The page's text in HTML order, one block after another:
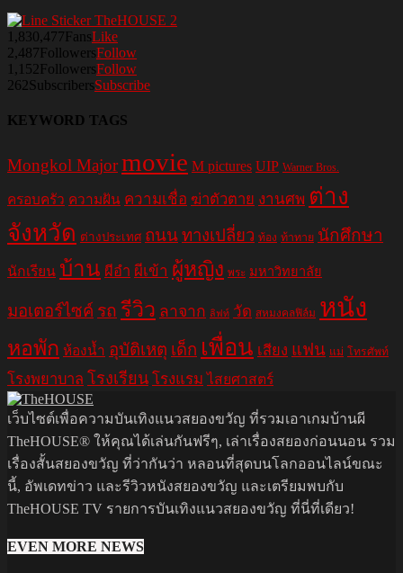
1,830,477FansLike
2,487FollowersFollow
1,152FollowersFollow
262SubscribersSubscribe
KEYWORD TAGS
Mongkol Majormovie M pictures UIP Warner Bros.
ครอบครัว ความฝัน ความเชื่อ ฆ่าตัวตาย งานศพ ต่าง
จังหวัด ต่างประเทศ ถนนทางเปลี่ยว ท้อง ท้าทาย นักศึกษา
นักเรียน บ้าน ผีอำ ผีเข้า ผู้หญิง พระ มหาวิทยาลัย
มอเตอร์ไซค์ รถ รีวิว ลาจาก ลิฟท์ วัด สหมงคลฟิล์ม หนัง
หอพัก ห้องน้ำ อุบัติเหตุ เด็ก เพื่อน เสียง แฟน แม่ โทรศัพท์
โรงพยาบาล โรงเรียน โรงแรม ไสยศาสตร์
เว็บไซต์เพื่อความบันเทิงแนวสยองขวัญ ที่รวมเอาเกมบ้านผี
TheHOUSE® ให้คุณได้เล่นกันฟรีๆ, เล่าเรื่องสยองก่อนนอน รวม
เรื่องสั้นสยองขวัญ ที่ว่ากันว่า หลอนที่สุดบนโลกออนไลน์ขณะ
นี้, อัพเดทข่าว และรีวิวหนังสยองขวัญ และเตรียมพบกับ
TheHOUSE TV รายการบันเทิงแนวสยองขวัญ ที่นี่ที่เดียว!
EVEN MORE NEWS